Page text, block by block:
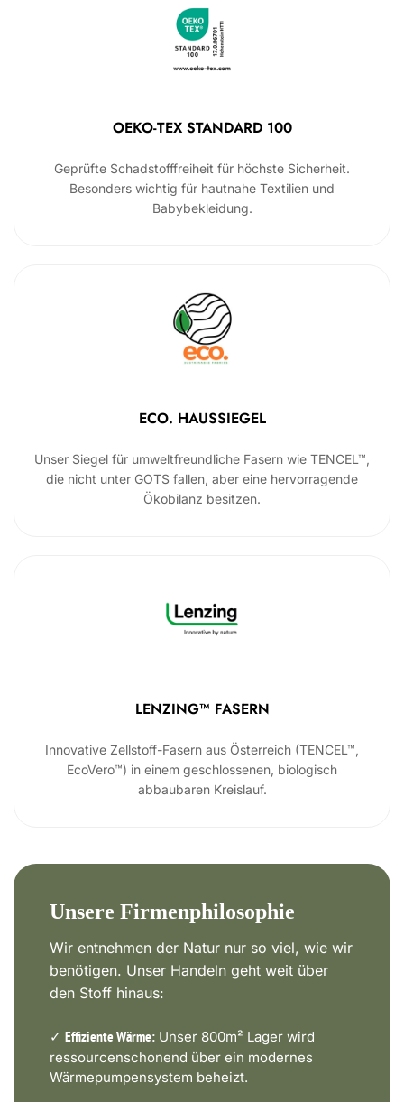
OEKO-TEX STANDARD 100
Geprüfte Schadstofffreiheit für höchste Sicherheit.
Besonders wichtig für hautnahe Textilien und
Babybekleidung.
ECO. HAUSSIEGEL
Unser Siegel für umweltfreundliche Fasern wie TENCEL™,
die nicht unter GOTS fallen, aber eine hervorragende
Ökobilanz besitzen.
LENZING™ FASERN
Innovative Zellstoff-Fasern aus Österreich (TENCEL™,
EcoVero™) in einem geschlossenen, biologisch
abbaubaren Kreislauf.
Unsere Firmenphilosophie
Wir entnehmen der Natur nur so viel, wie wir
benötigen. Unser Handeln geht weit über
den Stoff hinaus:
✓ Effiziente Wärme: Unser 800m² Lager wird
ressourcenschonend über ein modernes
Wärmepumpensystem beheizt.